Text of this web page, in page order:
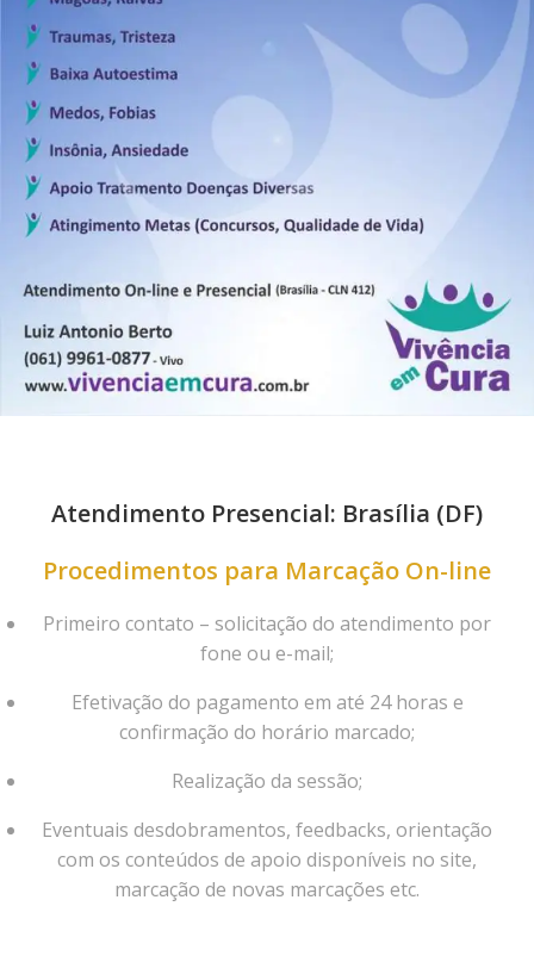
Atendimento Presencial: Brasília (DF)
Procedimentos para Marcação On-line
Primeiro contato – solicitação do atendimento por
fone ou e-mail;
Efetivação do pagamento em até 24 horas e
confirmação do horário marcado;
Realização da sessão;
Eventuais desdobramentos, feedbacks, orientação
com os conteúdos de apoio disponíveis no site,
marcação de novas marcações etc.